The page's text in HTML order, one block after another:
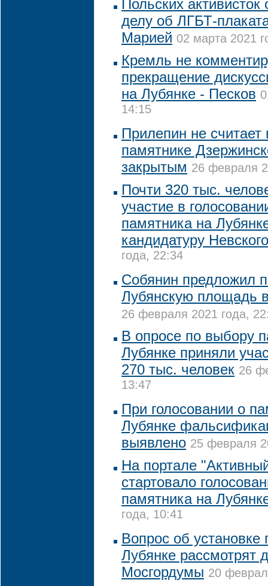
Польских
делу об ЛГБТ-
Марией 02 марта 2021
Кремль не
прекращение
на Лубянке - Песков
14:15
Прилепин не считает
памятнике
закрытым 26 февраля
Почти 320 тыс.
участие в
памятника на
кандидатуру Невского
года, 22:34
Собянин предложил
Лубянскую площадь
26 февраля 2021 года,
В опросе по выбору
Лубянке приняли
270 тыс. человек 26
13:47
При голосовании о
Лубянке
выявлено 25 февраля
На портале
стартовало
памятника на
года, 10:41
Вопрос об установке
Лубянке рассмотрят
Мосгордумы 20